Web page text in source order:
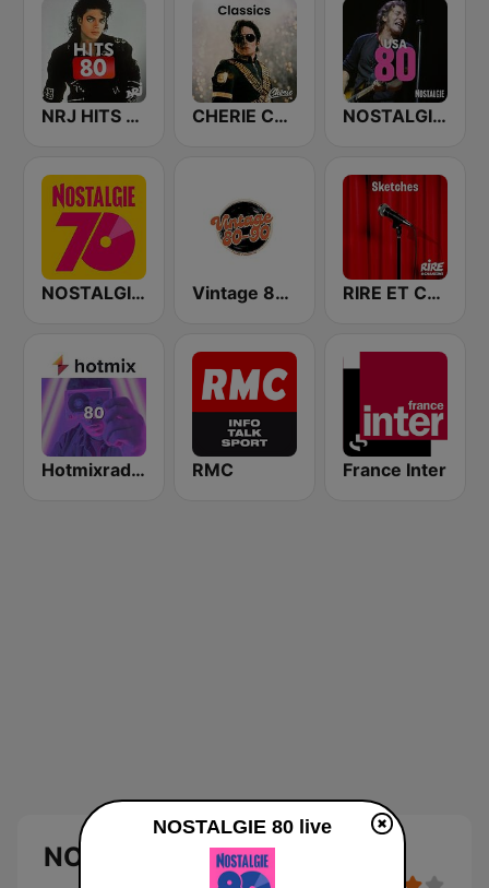
NRJ HITS 80' CHERIE CLASSICS NOSTALGIE USA 80
NOSTALGIE 70 Vintage 80 90 RIRE ET CHANSONS SKETCHES
Hotmixradio 80's RMC France Inter
NOSTALGIE 80
NOSTALGIE 80 live